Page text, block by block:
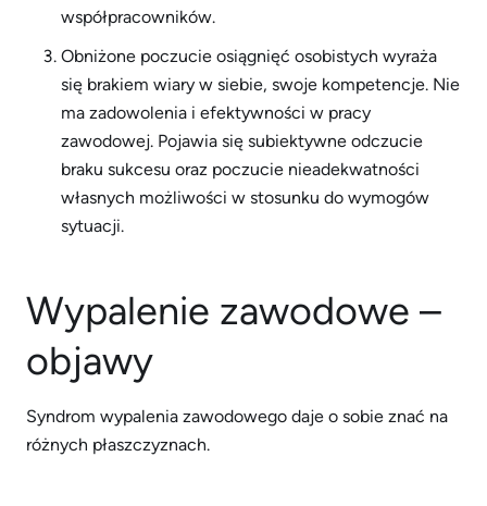
współpracowników.
Obniżone poczucie osiągnięć osobistych wyraża
się brakiem wiary w siebie, swoje kompetencje. Nie
ma zadowolenia i efektywności w pracy
zawodowej. Pojawia się subiektywne odczucie
braku sukcesu oraz poczucie nieadekwatności
własnych możliwości w stosunku do wymogów
sytuacji.
Wypalenie zawodowe –
objawy
Syndrom wypalenia zawodowego daje o sobie znać na
różnych płaszczyznach.